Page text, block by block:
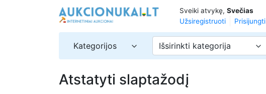
Sveiki atvykę, Svečias
Užsiregistruoti
Prisijungti
Kategorijos Išsirinkti kategorija
Atstatyti slaptažodį